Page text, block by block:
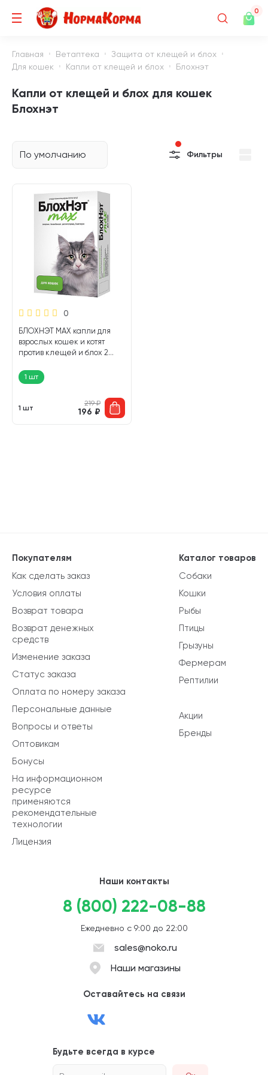
0
Главная Ветаптека
Защита от клещей и блох
Для кошек
Капли от клещей и блох Блохнэт
Капли от клещей и блох для кошек
Блохнэт
По умолчанию Фильтры
0
БЛОХНЭТ MAX капли для
взрослых кошек и котят
против клещей и блох 2
Астрафарм (1 шт)
1 шт
1 шт
219₽
196 ₽
Каталог товаров
Собаки
Кошки
Рыбы
Птицы
Грызуны
Фермерам
Рептилии
Акции
Бренды
Покупателям
Как сделать заказ
Условия оплаты
Возврат товара
Возврат денежных
средств
Изменение заказа
Статус заказа
Оплата по номеру заказа
Персональные данные
Вопросы и ответы
Оптовикам
Бонусы
На информационном
ресурсе
применяются
рекомендательные
технологии
Лицензия
Наши контакты
8 (800) 222-08-88
Ежедневно с 9:00 до 22:00
sales@noko.ru
Наши магазины
Оставайтесь на связи
Будьте всегда в курсе